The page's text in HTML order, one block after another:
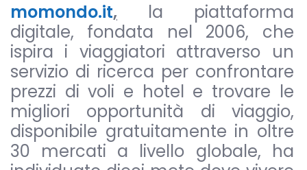
momondo.it, la piattaforma
digitale, fondata nel 2006, che
ispira i viaggiatori attraverso un
servizio di ricerca per confrontare
prezzi di voli e hotel e trovare le
migliori opportunità di viaggio,
disponibile gratuitamente in oltre
30 mercati a livello globale, ha